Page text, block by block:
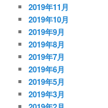
2019年11月
2019年10月
2019年9月
2019年8月
2019年7月
2019年6月
2019年5月
2019年3月